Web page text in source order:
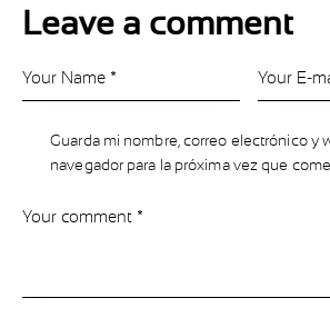
Leave a comment
Guarda mi nombre, correo electrónico y
navegador para la próxima vez que